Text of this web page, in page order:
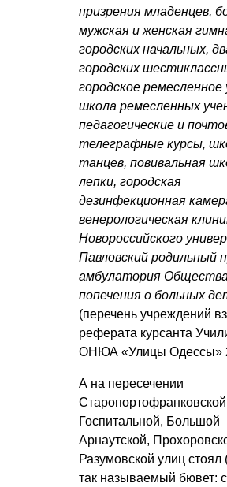
призрения младенцев,
мужская и женская
городских начальных,
городских
городское ремесленное
школа ремесленных
педагогические и
телеграфные курсы,
танцев, повивальная
лепки, городская
дезинфекционная
венерологическая
Новороссийского
Павловский родильный
амбулатория Общества
попечения о больных
(перечень учреждений
реферата курсанта
ОНЮА «Улицы Одессы»
А на пересечении
Госпитальной, Большой
Арнаутской,
Разумовской улиц стоял
так называемый бювет: